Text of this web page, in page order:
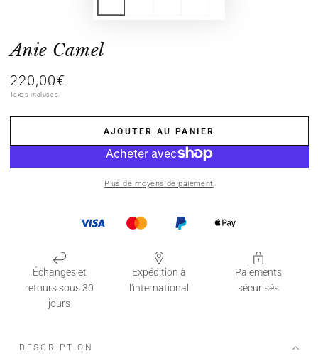
Anie Camel
Prix
normal
220,00€
Taxes incluses.
AJOUTER AU PANIER
Plus de moyens de paiement
Échanges et
retours sous 30
jours
Expédition à
l'international
Paiements
sécurisés
DESCRIPTION